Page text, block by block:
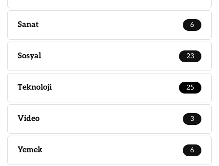
Sanat 6
Sosyal 23
Teknoloji 25
Video 3
Yemek 6